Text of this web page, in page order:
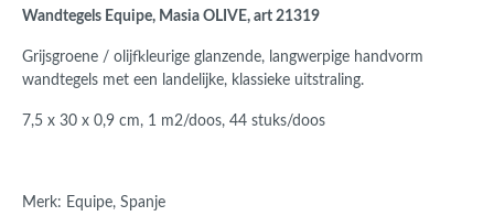
Wandtegels Equipe, Masia OLIVE, art 21319
Grijsgroene / olijfkleurige glanzende, langwerpige handvorm
wandtegels met een landelijke, klassieke uitstraling.
7,5 x 30 x 0,9 cm, 1 m2/doos, 44 stuks/doos
Merk: Equipe, Spanje